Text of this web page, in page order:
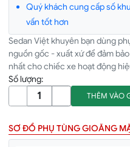
Quý khách cung cấp số
vấn tốt hơn
Sedan Việt khuyên bạn dùng
nguồn gốc - xuất xứ để đảm
nhất cho chiếc xe hoạt động
Số lượng:
THÊM VÀO
SƠ ĐỒ PHỤ TÙNG GIOĂNG